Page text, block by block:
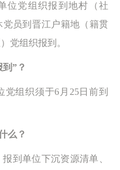
位党组织报到地村（社
员到晋江户籍地（籍贯
党组织报到。
”？
组织须于6月25日前到
么？
到单位下沉资源清单、